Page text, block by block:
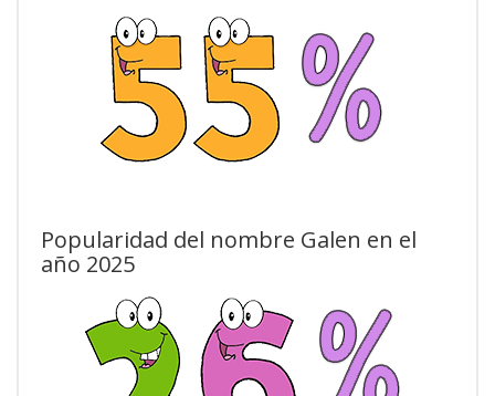
Popularidad del nombre Galen en el
año 2025